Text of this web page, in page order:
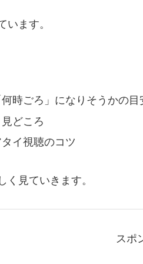
います。
時ごろ」になりそうかの目
どころ
イ視聴のコツ
く見ていきます。
スポ